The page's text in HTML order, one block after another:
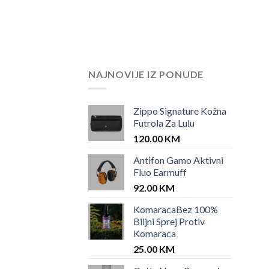
NAJNOVIJE IZ PONUDE
Zippo Signature Kožna
Futrola Za Lulu
120.00 KM
Antifon Gamo Aktivni
Fluo Earmuff
92.00 KM
KomaracaBez 100%
Biljni Sprej Protiv
Komaraca
25.00 KM